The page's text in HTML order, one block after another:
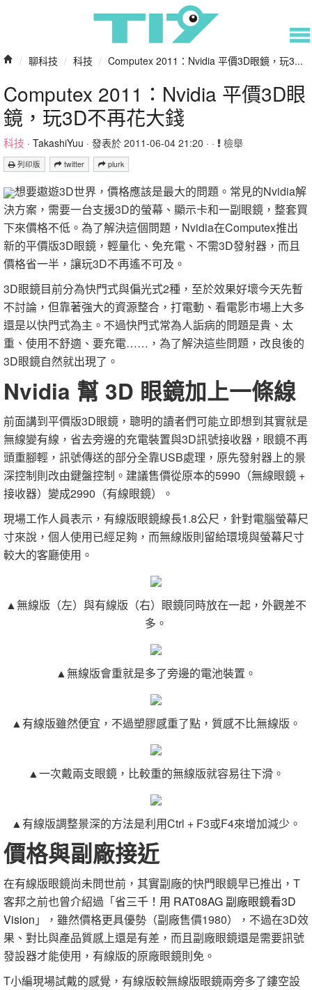
/ 聊科技 / 科技 / Computex 2011：Nvidia 平價3D眼鏡，玩3...
Computex 2011：Nvidia 平價3D眼
鏡，玩3D不再花大錢
科技 · TakashiYuu · 發表於 2011-06-04 21:20 · · 檢舉
列印版 twitter plurk
想要遨遊3D世界，價格應該是最大的問題。常見的Nvidia解
決方案，需要一台支援3D的螢幕、顯示卡和一副眼鏡，整套買
下來價格不低。為了解決這個問題，Nvidia在Computex推出
新的平價版3D眼鏡，輕量化、免充電、不需3D發射器，而且
價格省一半，讓玩3D不再遙不可及。
3D眼鏡目前分為快門式與偏光式2種，至於效果好壞今天先暫
不討論，但靠著強大的資源整合，打電動、看電影市場上大多
還是以快門式為主。不過快門式常為人詬病的問題是貴、太
重、使用不舒適、要充電……，為了解決這些問題，改良後的
3D眼鏡自然就出現了。
Nvidia 幫 3D 眼鏡加上一條線
前面講到平價版3D眼鏡，聰明的讀者們可能立即想到其實就是
無線變有線，省去旁邊的充電裝置與3D訊號接收器，眼鏡不再
頭重腳輕，訊號傳送的部分全靠USB處理，原先發射器上的景
深控制則改由鍵盤控制。建議售價從原本的5990（無線眼鏡 +
接收器）變成2990（有線眼鏡）。
現場工作人員表示，有線版眼鏡線長1.8公尺，針對電腦螢幕尺
寸來說，個人使用已經足夠，而無線版則留給環境與螢幕尺寸
較大的客廳使用。
▲無線版（左）與有線版（右）眼鏡同時放在一起，外觀差不
多。
▲無線版會重就是多了旁邊的電池裝置。
▲有線版雖然便宜，不過塑膠感重了點，質感不比無線版。
▲一次戴兩支眼鏡，比較重的無線版就容易往下滑。
▲有線版調整景深的方法是利用Ctrl + F3或F4來增加減少。
價格與副廠接近
在有線版眼鏡尚未問世前，其實副廠的快門眼鏡早已推出，T
客邦之前也曾介紹過「省三千！用 RAT08AG 副廠眼鏡看3D
Vision 」，雖然價格更具優勢（副廠售價1980），不過在3D效
果、對比與產品質感上還是有差，而且副廠眼鏡還是需要訊號
發設器才能使用，有線版的原廠眼鏡則免。
T小編現場試戴的感覺，有線版較無線版眼鏡兩旁多了鏤空設